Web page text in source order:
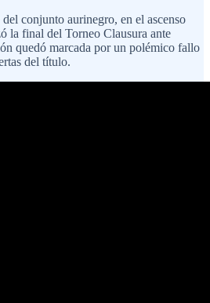
conjunto aurinegro, en el ascenso
la final del Torneo Clausura ante
quedó marcada por un polémico fallo
del título.